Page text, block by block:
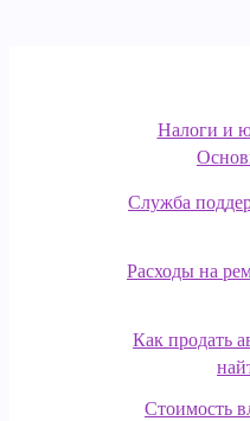
Налоги и
Служба
Расходы на
Как продать
Стоимость